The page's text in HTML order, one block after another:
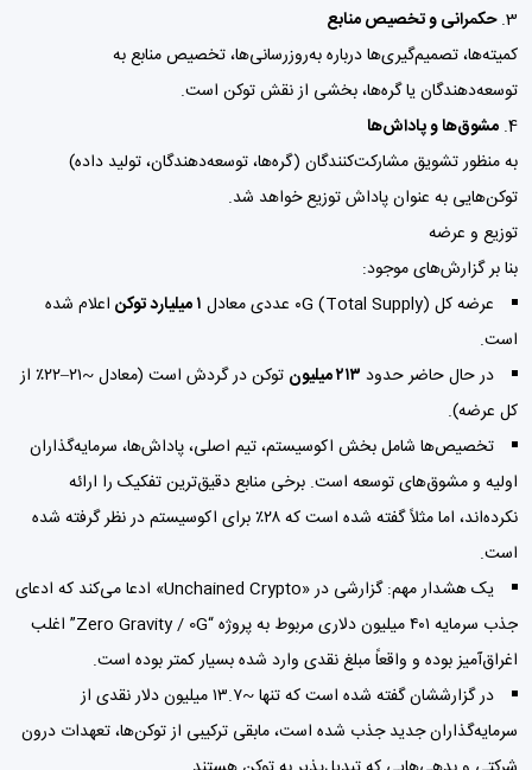
حکمرانی و تخصیص منابع
کمیته‌ها، تصمیم‌گیری‌ها درباره به‌روزرسانی‌ها، تخصیص منابع به
توسعه‌دهندگان یا گره‌ها، بخشی از نقش توکن است.
مشوق‌ها و پاداش‌ها
به منظور تشویق مشارکت‌کنندگان (گره‌ها، توسعه‌دهندگان، تولید داده)
توکن‌هایی به عنوان پاداش توزیع خواهد شد.
توزیع و عرضه
بنا بر گزارش‌های موجود:
عرضه کل (Total Supply) ۰G عددی معادل
۱ میلیارد توکن
اعلام شده
است.
در حال حاضر حدود ۲۱۳ میلیون
توکن در گردش است (معادل ~۲۱–۲۲٪ از
کل عرضه).
تخصیص‌ها شامل بخش اکوسیستم، تیم اصلی، پاداش‌ها، سرمایه‌گذاران
اولیه و مشوق‌های توسعه است. برخی منابع دقیق‌ترین تفکیک را ارائه
نکرده‌اند، اما مثلاً گفته شده است که ۲۸٪ برای اکوسیستم در نظر گرفته شده
است.
یک هشدار مهم: گزارشی در «Unchained Crypto» ادعا می‌کند که ادعای
جذب سرمایه ۴۰۱ میلیون دلاری مربوط به پروژه “Zero Gravity / 0G” اغلب
اغراق‌آمیز بوده و واقعاً مبلغ نقدی وارد شده بسیار کمتر بوده است.
در گزارششان گفته شده است که تنها ~۱۳.۷ میلیون دلار نقدی از
سرمایه‌گذاران جدید جذب شده است، مابقی ترکیبی از توکن‌ها، تعهدات درون